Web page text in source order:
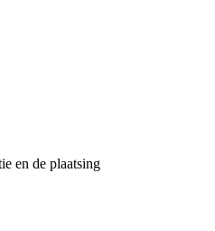
en de plaatsing